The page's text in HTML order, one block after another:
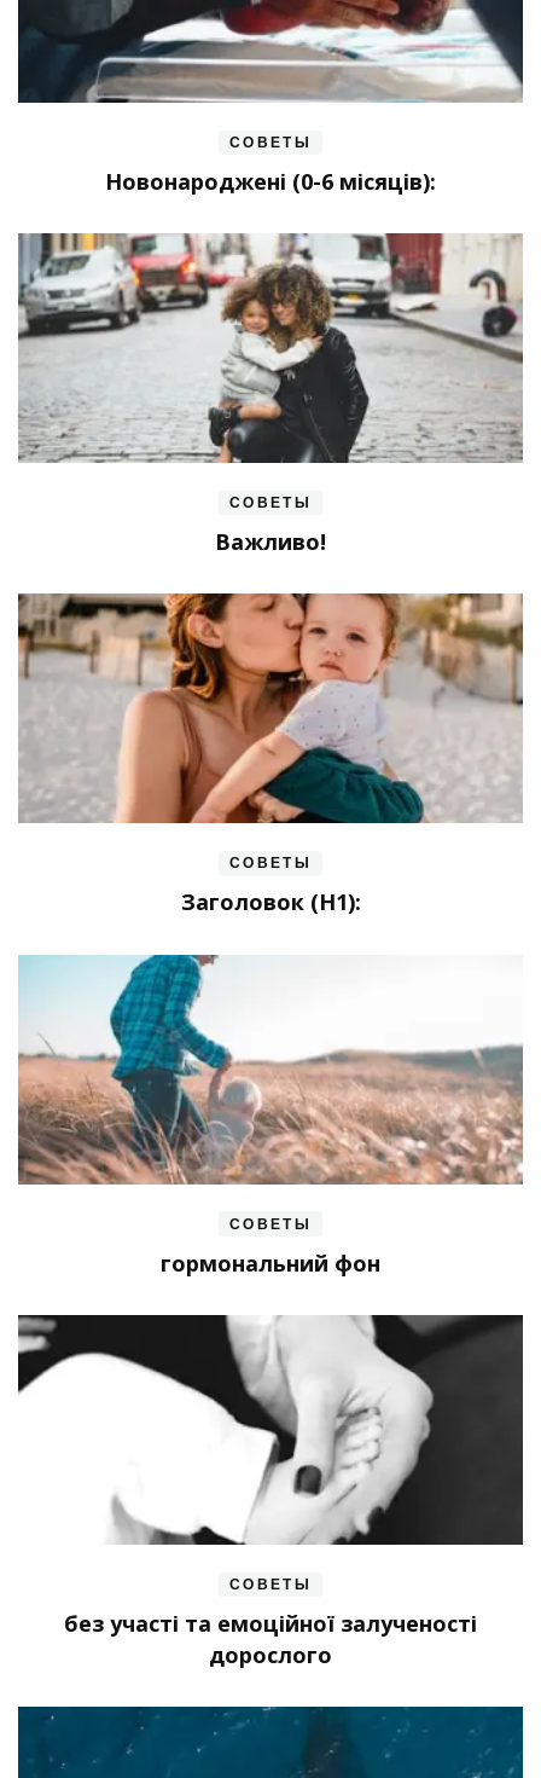
СОВЕТЫ
Новонароджені (0-6 місяців):
СОВЕТЫ
Важливо!
СОВЕТЫ
Заголовок (H1):
СОВЕТЫ
гормональний фон
СОВЕТЫ
без участі та емоційної залученості
дорослого